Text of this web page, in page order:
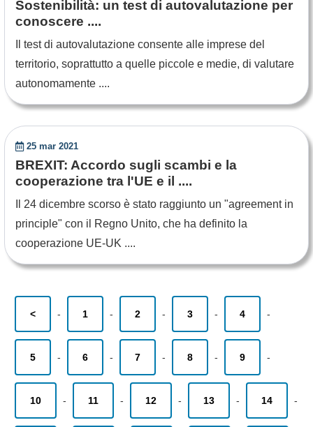
Sostenibilità: un test di autovalutazione per
conoscere ....
Il test di autovalutazione consente alle imprese del
territorio, soprattutto a quelle piccole e medie, di valutare
autonomamente ....
25 mar 2021
BREXIT: Accordo sugli scambi e la
cooperazione tra l'UE e il ....
Il 24 dicembre scorso è stato raggiunto un "agreement in
principle" con il Regno Unito, che ha definito la
cooperazione UE-UK ....
< - 1 - 2 - 3 - 4 -
5 - 6 - 7 - 8 - 9 -
10 - 11 - 12 - 13 - 14 -